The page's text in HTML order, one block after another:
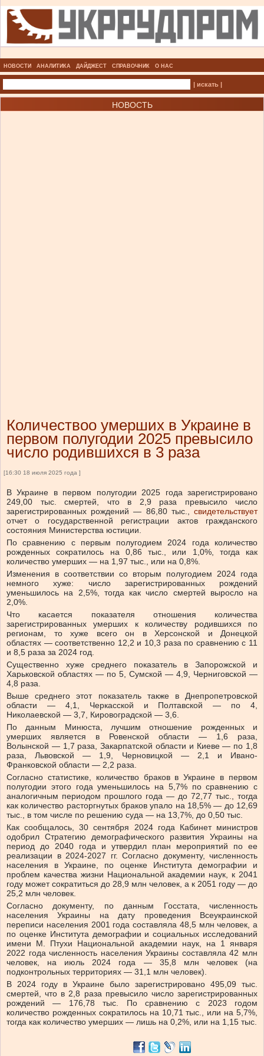
НОВОСТИ АНАЛИТИКА ДАЙДЖЕСТ СПРАВОЧНИК О НАС
| искать |
НОВОСТЬ
Количествоо умерших в Украине в
первом полугодии 2025 превысило
число родившихся в 3 раза
[16:30 18 июля 2025 года ]
В Украине в первом полугодии 2025 года зарегистрировано
249,00 тыс. смертей, что в 2,9 раза превысило число
зарегистрированных рождений — 86,80 тыс., свидетельствует
отчет о государственной регистрации актов гражданского
состояния Министерства юстиции.
По сравнению с первым полугодием 2024 года количество
рожденных сократилось на 0,86 тыс., или 1,0%, тогда как
количество умерших — на 1,97 тыс., или на 0,8%.
Изменения в соответствии со вторым полугодием 2024 года
немного хуже: число зарегистрированных рождений
уменьшилось на 2,5%, тогда как число смертей выросло на
2,0%.
Что касается показателя отношения количества
зарегистрированных умерших к количеству родившихся по
регионам, то хуже всего он в Херсонской и Донецкой
областях — соответственно 12,2 и 10,3 раза по сравнению с 11
и 8,5 раза за 2024 год.
Существенно хуже среднего показатель в Запорожской и
Харьковской областях — по 5, Сумской — 4,9, Черниговской —
4,8 раза.
Выше среднего этот показатель также в Днепропетровской
области — 4,1, Черкасской и Полтавской — по 4,
Николаевской — 3,7, Кировоградской — 3,6.
По данным Минюста, лучшим отношение рожденных и
умерших является в Ровенской области — 1,6 раза,
Волынской — 1,7 раза, Закарпатской области и Киеве — по 1,8
раза, Львовской — 1,9, Черновицкой — 2,1 и Ивано-
Франковской области — 2,2 раза.
Согласно статистике, количество браков в Украине в первом
полугодии этого года уменьшилось на 5,7% по сравнению с
аналогичным периодом прошлого года — до 72,77 тыс., тогда
как количество расторгнутых браков упало на 18,5% — до 12,69
тыс., в том числе по решению суда — на 13,7%, до 0,50 тыс.
Как сообщалось, 30 сентября 2024 года Кабинет министров
одобрил Стратегию демографического развития Украины на
период до 2040 года и утвердил план мероприятий по ее
реализации в 2024-2027 гг. Согласно документу, численность
населения в Украине, по оценке Института демографии и
проблем качества жизни Национальной академии наук, к 2041
году может сократиться до 28,9 млн человек, а к 2051 году — до
25,2 млн человек.
Согласно документу, по данным Госстата, численность
населения Украины на дату проведения Всеукраинской
переписи населения 2001 года составляла 48,5 млн человек, а
по оценке Института демографии и социальных исследований
имени М. Птухи Национальной академии наук, на 1 января
2022 года численность населения Украины составляла 42 млн
человек, на июль 2024 года — 35,8 млн человек (на
подконтрольных территориях — 31,1 млн человек).
В 2024 году в Украине было зарегистрировано 495,09 тыс.
смертей, что в 2,8 раза превысило число зарегистрированных
рождений — 176,78 тыс. По сравнению с 2023 годом
количество рожденных сократилось на 10,71 тыс., или на 5,7%,
тогда как количество умерших — лишь на 0,2%, или на 1,15 тыс.